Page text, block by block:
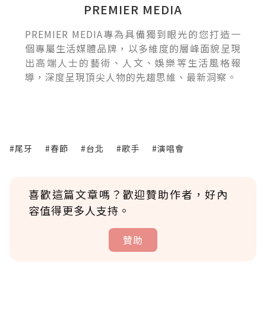
PREMIER MEDIA
PREMIER MEDIA專為具備獨到眼光的您打造一
個專屬生活媒體品牌，以多維度的層峰面貌呈現
出高端人士的藝術、人文、娛樂等生活風格報
導，深度呈現頂尖人物的先趨思維、最新洞察。
#尾牙 #春節 #台北 #歌手 #演唱會
喜歡這篇文章嗎？歡迎贊助作者，好內
容值得更多人支持。
贊助